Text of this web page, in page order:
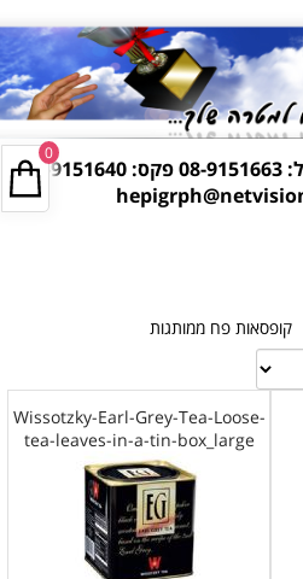
08-9151663
פקס: 08-9151640
קופסאות פח ממותגות
0
Wissotzky-Earl-Grey-Tea-Loose-
tea-leaves-in-a-tin-box_large